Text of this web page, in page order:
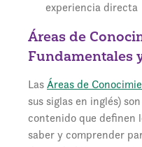
experiencia directa
Áreas de
Fundamentales
LasÁreas de
sus siglas en inglés)
contenido que definen
saber y comprender